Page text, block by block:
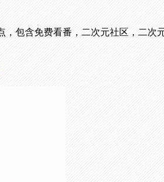
，包含免费看番，二次元社区，二